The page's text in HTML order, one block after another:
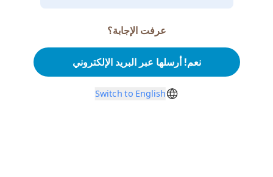
عرفت الإجابة؟
نعم! أرسلها عبر البريد الإلكتروني
Switch to English